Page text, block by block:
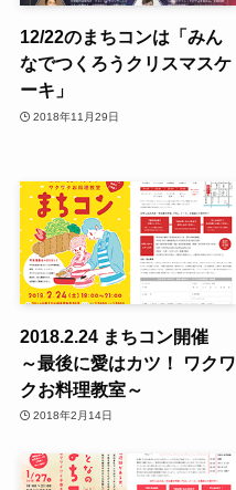
12/22のまちコンは「みん
なでつくろうクリスマスケ
ーキ」
2018年11月29日
2018.2.24 まちコン開催
～最後に愛はカツ！ ワクワ
クお料理教室～
2018年2月14日